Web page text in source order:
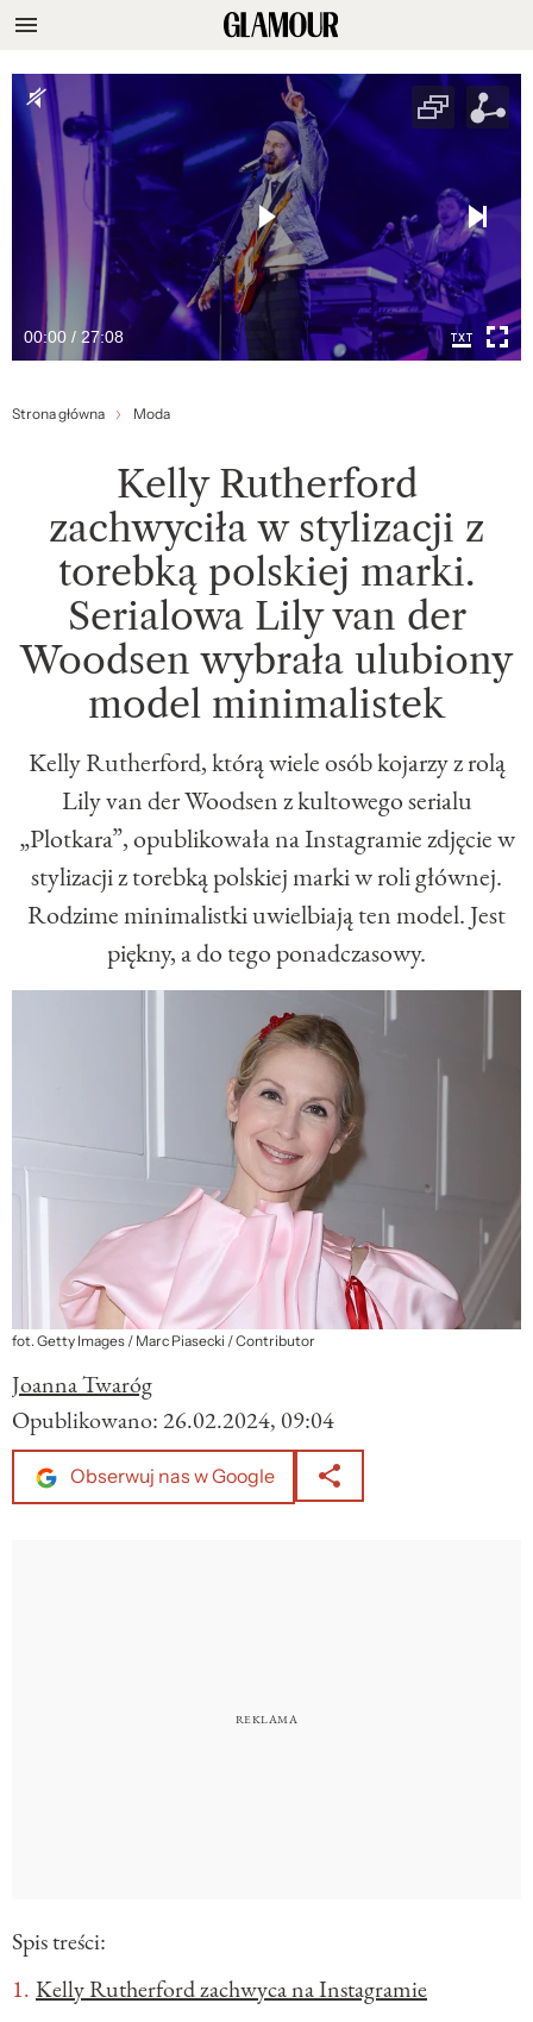
00:00 / 27:08
Strona główna Moda
Kelly Rutherford
zachwyciła w stylizacji z
torebką polskiej marki.
Serialowa Lily van der
Woodsen wybrała ulubiony
model minimalistek
Kelly Rutherford, którą wiele osób kojarzy z rolą
Lily van der Woodsen z kultowego serialu
„Plotkara”, opublikowała na Instagramie zdjęcie w
stylizacji z torebką polskiej marki w roli głównej.
Rodzime minimalistki uwielbiają ten model. Jest
piękny, a do tego ponadczasowy.
fot. Getty Images / Marc Piasecki / Contributor
Joanna Twaróg
Opublikowano:26.02.2024, 09:04
Obserwuj nas w Google
Spis treści:
Kelly Rutherford zachwyca na Instagramie